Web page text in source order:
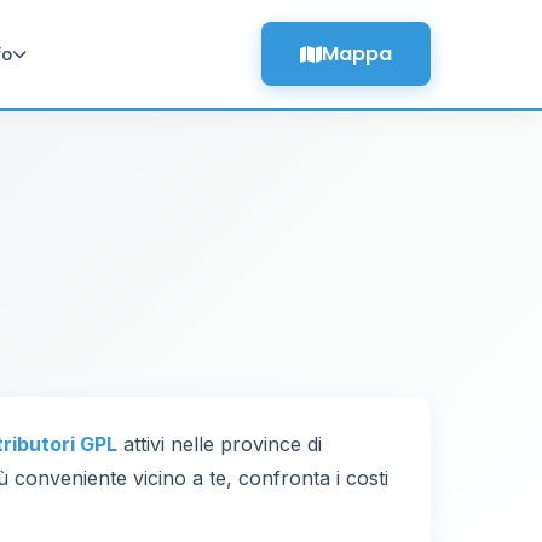
Mappa
GPL attivi nelle province di
conveniente vicino a te, confronta i costi